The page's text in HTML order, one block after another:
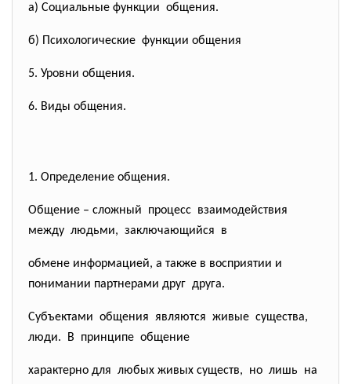
а) Социальные функции общения.
б) Психологические функции общения
5. Уровни общения.
6. Виды общения.
1. Определение общения.
Общение – сложный процесс взаимодействия
между людьми, заключающийся в
обмене информацией, а также в восприятии и
понимании партнерами друг друга.
Субъектами общения являются живые существа,
люди. В принципе общение
характерно для любых живых существ, но лишь на